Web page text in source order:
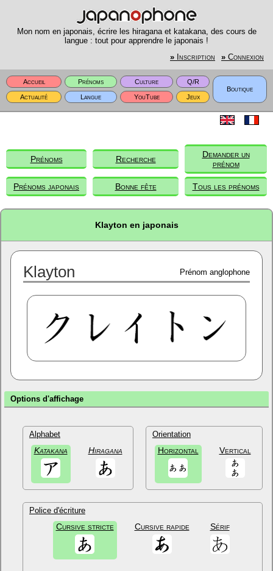
Mon nom en japonais, écrire les hiragana et katakana, des cours de
langue : tout pour apprendre le japonais !
» Inscription » Connexion
Accueil Prénoms Culture
Q/R
Boutique
Actualité
Langue YouTube Jeux
Prénoms Recherche
Demander un
prénom
Prénoms japonais Bonne fête Tous les prénoms
Klayton en japonais
Klayton Prénom anglophone
Options d'affichage
Alphabet
Katakana Hiragana
Orientation
Horizontal Vertical
Police d'écriture
Cursive stricte Cursive rapide Sérif